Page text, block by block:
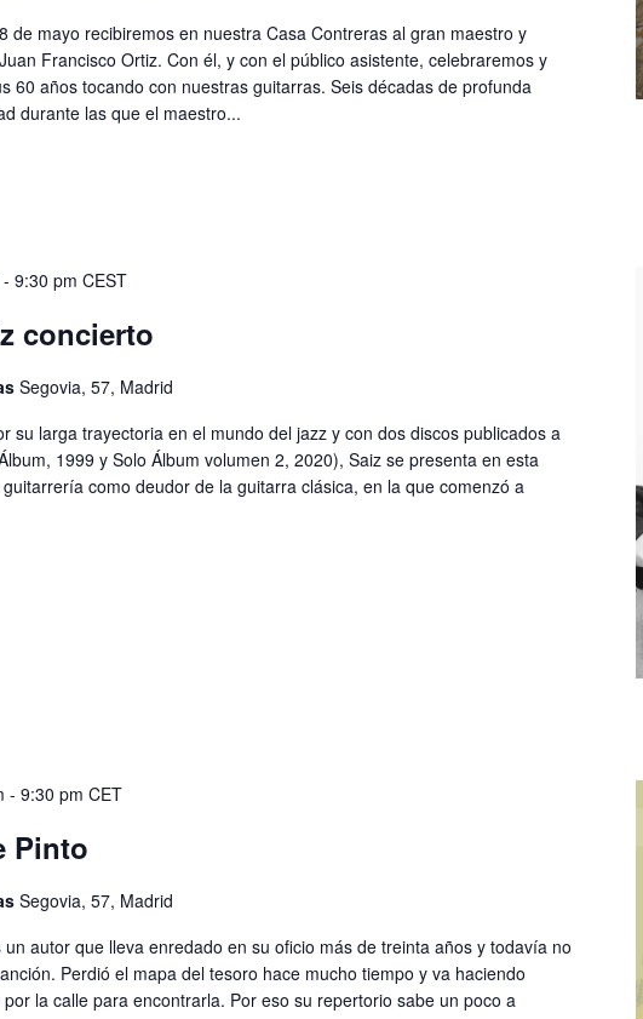
de mayo recibiremos en nuestra Casa Contreras al gran maestro y
Francisco Ortiz. Con él, y con el público asistente, celebraremos y
60 años tocando con nuestras guitarras. Seis décadas de profunda
durante las que el maestro...
-9:30 pm CEST
concierto
Segovia, 57, Madrid
su larga trayectoria en el mundo del jazz y con dos discos publicados a
1999 y Solo Álbum volumen 2, 2020), Saiz se presenta en esta
como deudor de la guitarra clásica, en la que comenzó a
-9:30 pm CET
Pinto
Segovia, 57, Madrid
un autor que lleva enredado en su oficio más de treinta años y todavía no
Perdió el mapa del tesoro hace mucho tiempo y va haciendo
la calle para encontrarla. Por eso su repertorio sabe un poco a